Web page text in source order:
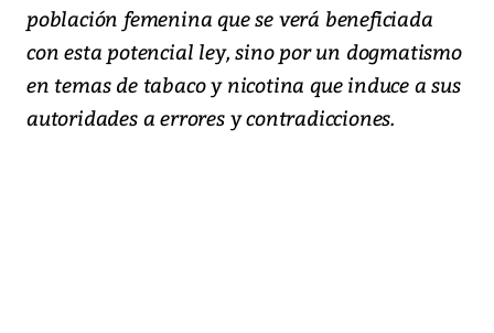
población femenina que se verá beneficiada
con esta potencial ley, sino por un dogmatismo
en temas de tabaco y nicotina que induce a sus
autoridades a errores y contradicciones.